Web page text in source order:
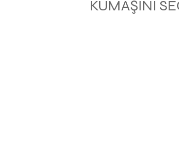
KUMAŞINI